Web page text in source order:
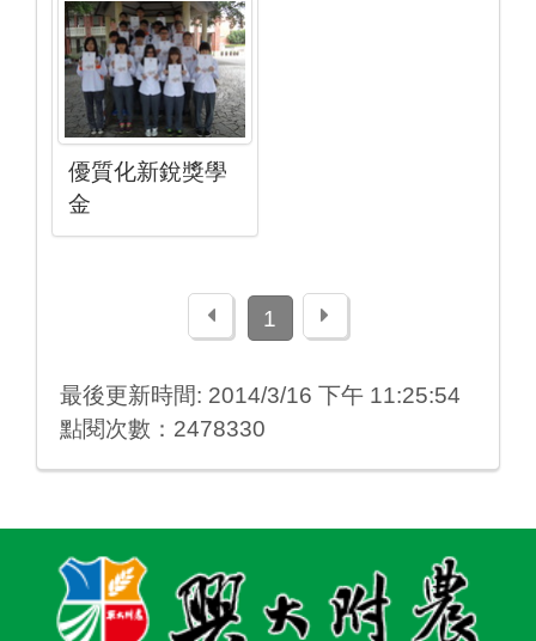
優質化新銳獎學
金
上一頁1 下一頁
最後更新時間: 2014/3/16 下午 11:25:54
點閱次數：2478330